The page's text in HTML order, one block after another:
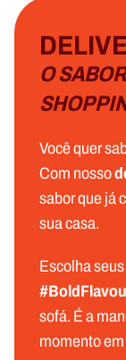
O
Você quer
Com nosso
sabor que já
sua casa.
Escolha
sofá. É a
momento